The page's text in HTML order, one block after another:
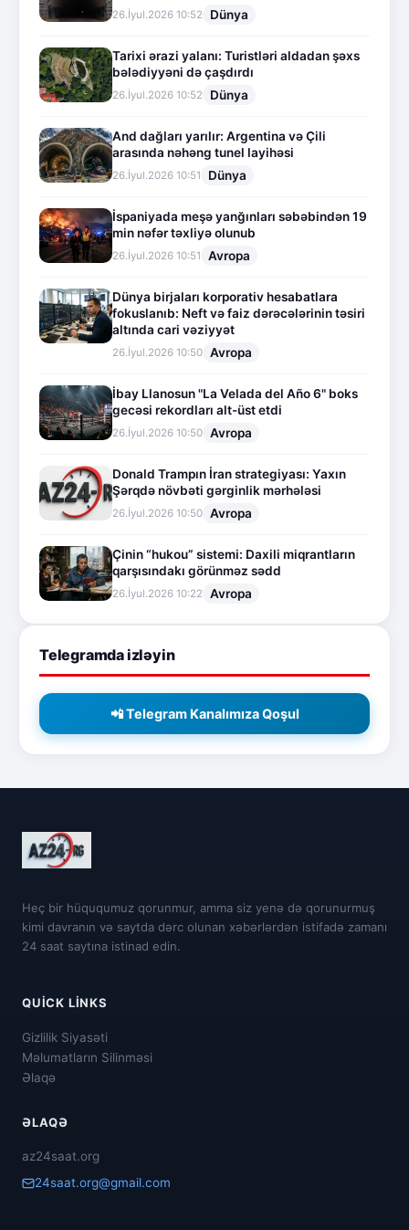
26.İyul.2026 10:52 Dünya
Tarixi ərazi yalanı: Turistləri aldadan şəxs
bələdiyyəni də çaşdırdı
26.İyul.2026 10:52 Dünya
And dağları yarılır: Argentina və Çili
arasında nəhəng tunel layihəsi
26.İyul.2026 10:51 Dünya
İspaniyada meşə yanğınları səbəbindən 19
min nəfər təxliyə olunub
26.İyul.2026 10:51 Avropa
Dünya birjaları korporativ hesabatlara
fokuslanıb: Neft və faiz dərəcələrinin təsiri
altında cari vəziyyət
26.İyul.2026 10:50 Avropa
İbay Llanosun "La Velada del Año 6" boks
gecəsi rekordları alt-üst etdi
26.İyul.2026 10:50 Avropa
Donald Trampın İran strategiyası: Yaxın
Şərqdə növbəti gərginlik mərhələsi
26.İyul.2026 10:50 Avropa
Çinin “hukou” sistemi: Daxili miqrantların
qarşısındakı görünməz sədd
26.İyul.2026 10:22 Avropa
Telegramda izləyin
📲 Telegram Kanalımıza Qoşul
Heç bir hüququmuz qorunmur, amma siz yenə də qorunurmuş
kimi davranın və saytda dərc olunan xəbərlərdən istifadə zamanı
24 saat saytına istinad edin.
QUICK LINKS
Gizlilik Siyasəti
Məlumatların Silinməsi
Əlaqə
ƏLAQƏ
az24saat.org
24saat.org@gmail.com